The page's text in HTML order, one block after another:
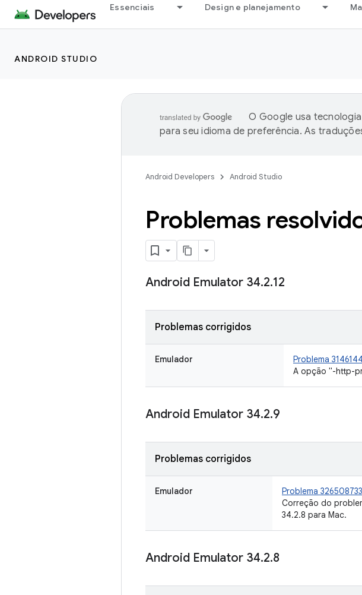
Essenciais Design e planejamento
ANDROID STUDIO
O Google usa
para seu idioma de preferência. As
Android Developers Android Studio
Problemas
Android Emulator 34.2.12
Problemas corrigidos
Emulador
Problema
A opção "-http-
Android Emulator 34.2.9
Problemas corrigidos
Emulador
Problema 326508733
Correção do
34.2.8 para Mac.
Android Emulator 34.2.8